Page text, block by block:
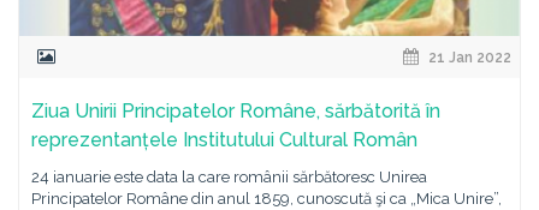
21 Jan 2022
Ziua Unirii Principatelor Române, sărbătorită în
reprezentanțele Institutului Cultural Român
24 ianuarie este data la care românii sărbătoresc Unirea
Principatelor Române din anul 1859, cunoscută şi ca „Mica Unire”,